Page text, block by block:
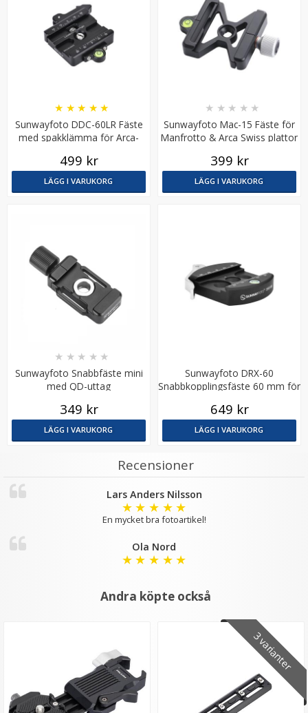
LÄGG I VARUKORG
★
Sunwayfoto DDC-60LR Fäste
med spakklämma för Arca-
★ ★ ★ ★ ★
499 kr
LÄGG I VARUKORG
Sunwayfoto Mac-15 Fäste för
Manfrotto & Arca Swiss plattor
★ ★ ★ ★ ★
399 kr
LÄGG I VARUKORG
Sunwayfoto Snabbfäste mini
med QD-uttag
★ ★ ★ ★ ★
349 kr
LÄGG I VARUKORG
Sunwayfoto DRX-60
Snabbkopplingsfäste 60 mm för
649 kr
LÄGG I VARUKORG
Recensioner
Lars Anders Nilsson
★ ★ ★ ★ ★
En mycket bra fotoartikel!
Ola Nord
★ ★ ★ ★ ★
Andra köpte också
3 varianter